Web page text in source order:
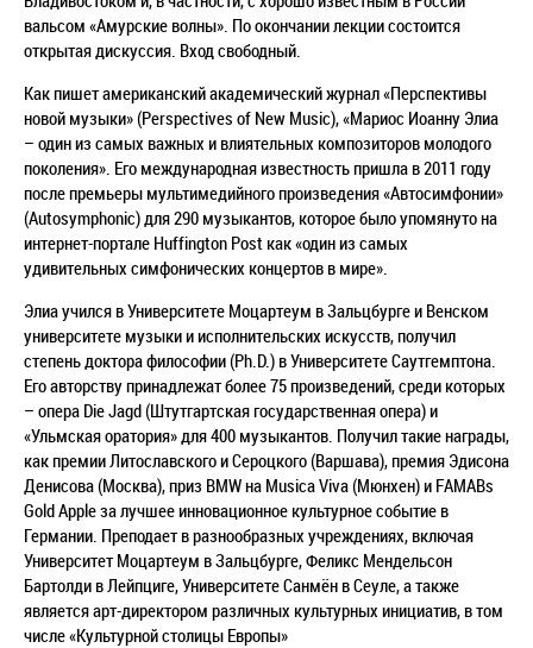
вальсом «Амурские волны». По окончании лекции состоится
открытая дискуссия. Вход свободный.
Как пишет американский академический журнал «Перспективы
новой музыки» (Perspectives of New Music), «Мариос Иоанну Элиа
– один из самых важных и влиятельных композиторов молодого
поколения». Его международная известность пришла в 2011 году
после премьеры мультимедийного произведения «Автосимфонии»
(Autosymphonic) для 290 музыкантов, которое было упомянуто на
интернет-портале Huffington Post как «один из самых
удивительных симфонических концертов в мире».
Элиа учился в Университете Моцартеум в Зальцбурге и Венском
университете музыки и исполнительских искусств, получил
степень доктора философии (Ph.D.) в Университете Саутгемптона.
Его авторству принадлежат более 75 произведений, среди которых
– опера Die Jagd (Штутгартская государственная опера) и
«Ульмская оратория» для 400 музыкантов. Получил такие награды,
как премии Литославского и Сероцкого (Варшава), премия Эдисона
Денисова (Москва), приз BMW на Musica Viva (Мюнхен) и FAMABs
Gold Apple за лучшее инновационное культурное событие в
Германии. Преподает в разнообразных учреждениях, включая
Университет Моцартеум в Зальцбурге, Феликс Мендельсон
Бартолди в Лейпциге, Университете Санмён в Сеуле, а также
является арт-директором различных культурных инициатив, в том
числе «Культурной столицы Европы»